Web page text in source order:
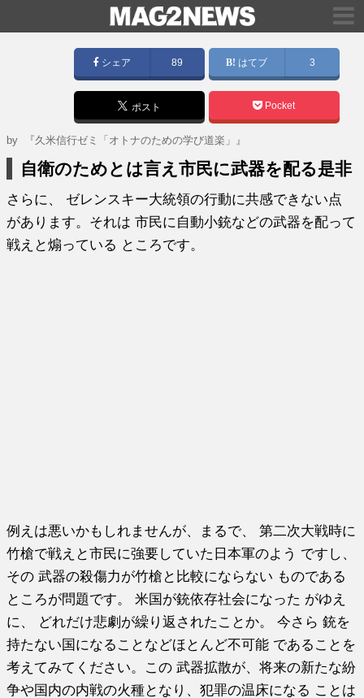
シェア 89 はてブ 3
ポスト Pocket
by 『久米信行ゼミ「オトナのための学び道楽」』
自衛のためとは言え市民に武器を配る是非
さらに、 ゼレンスキー大統領の行動に共感できない点
があります。それは 市民に自動小銃などの武器を配って
戦えと煽っている ところです。
例えは悪いかもしれませんが、まるで、 第二次大戦時に
竹槍で戦えと市民に強要していた日本軍のよう ですし、
その 武器の殺傷力が竹槍と比較にならない ものである
ところが問題です。 米国が銃依存社会になった がゆえ
に、 どれだけ悲劇が繰り返されたことか。 今さら 銃を
持たない国になることなどほとんど不可能 であることを
考えてみてください。この 武器拡散が、将来の新たな紛
争や国内の内戦の火種となり、犯罪の温床になる ことは